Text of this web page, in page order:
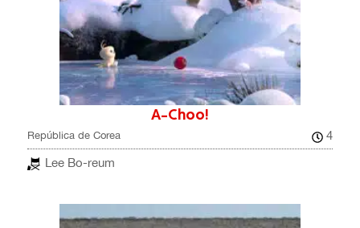
A-Choo!
República de Corea
4
Lee Bo-reum